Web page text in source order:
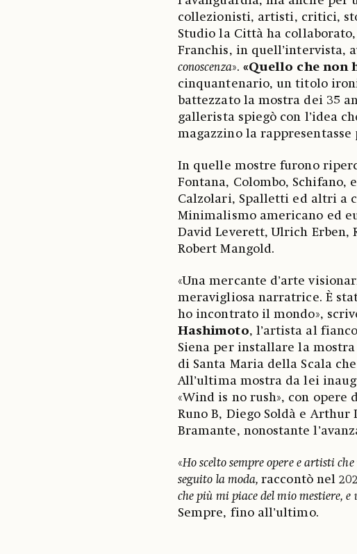
collezionisti, artisti, critici,
Studio la Città ha
Franchis, in quell’intervista,
conoscenza». «Quello che non
cinquantenario, un titolo
battezzato la mostra dei 35
gallerista spiegò con l’idea
magazzino la
In quelle mostre furono
Fontana, Colombo, Schifano,
Calzolari, Spalletti ed altri a
Minimalismo americano ed
David Leverett, Ulrich Erben,
Robert Mangold.
«Una mercante d’arte
meravigliosa narratrice. È
ho incontrato il mondo»,
Hashimoto, l’artista al
Siena per installare la mostra
di Santa Maria della Scala
All’ultima mostra da lei
«Wind is no rush», con
Runo B, Diego Soldà e Arthur
Bramante, nonostante
«Ho scelto sempre opere e artisti
seguito la moda,raccontò nel
che più mi piace del mio mestiere,
Sempre, fino all’ultimo.